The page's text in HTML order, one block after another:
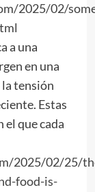
2025/02/
a una
en una
tensión
Estas
que cada
2025/02/25/
food-is-